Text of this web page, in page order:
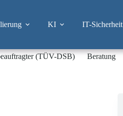
KI IT-Sicherheit
(TÜV-DSB) Beratung